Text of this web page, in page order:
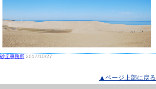
砂丘事務所 2017/10/27
▲ページ上部に戻る